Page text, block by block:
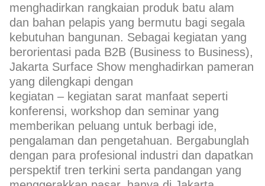
menghadirkan rangkaian produk batu alam
dan bahan pelapis yang bermutu bagi segala
kebutuhan bangunan. Sebagai kegiatan yang
berorientasi pada B2B (Business to Business),
Jakarta Surface Show menghadirkan pameran
yang dilengkapi dengan
kegiatan – kegiatan sarat manfaat seperti
konferensi, workshop dan seminar yang
memberikan peluang untuk berbagi ide,
pengalaman dan pengetahuan. Bergabunglah
dengan para profesional industri dan dapatkan
perspektif tren terkini serta pandangan yang